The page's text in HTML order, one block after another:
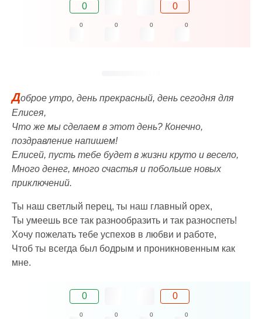
0 0
0 0 0 0
Доброе утро, день прекрасный, день сегодня для
Елисея,
Что же мы сделаем в этот день? Конечно,
поздравление напишем!
Елисей, пусть тебе будет в жизни круто и весело,
Много денег, много счастья и побольше новых
приключений.
Ты наш светлый перец, ты наш главный орех,
Ты умеешь все так разнообразить и так разноспеть!
Хочу пожелать тебе успехов в любви и работе,
Чтоб ты всегда был бодрым и проникновенным как
мне.
0 0
0 0 0 0